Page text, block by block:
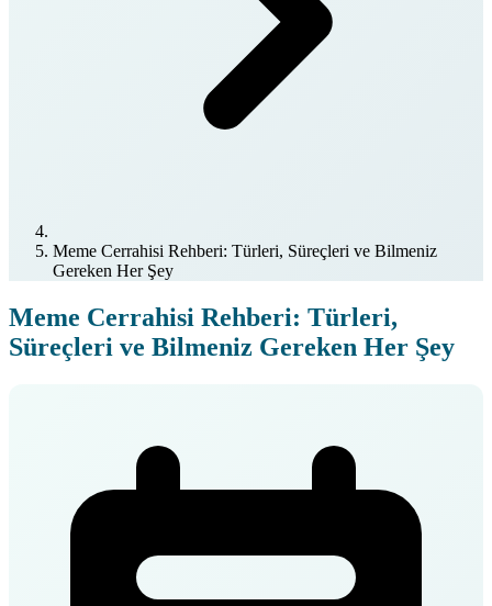
Meme Cerrahisi Rehberi: Türleri, Süreçleri ve Bilmeniz
Gereken Her Şey
Meme Cerrahisi Rehberi: Türleri,
Süreçleri ve Bilmeniz Gereken Her Şey